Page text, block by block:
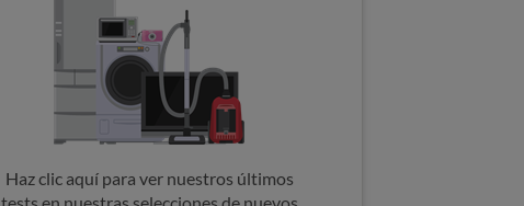
Haz clic aquí para ver nuestros últimos